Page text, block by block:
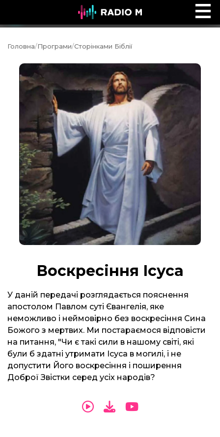
Music Ocean
Головна/Програми/Сторінками Біблії
Воскресіння Ісуса
У даній передачі розглядається пояснення
апостолом Павлом суті Євангелія, яке
неможливо і неймовірно без воскресіння Сина
Божого з мертвих. Ми постараємося відповісти
на питання, "Чи є такі сили в нашому світі, які
були б здатні утримати Ісуса в могилі, і не
допустити Його воскресіння і поширення
Доброї Звістки серед усіх народів?